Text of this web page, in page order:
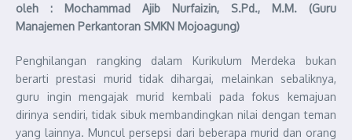
oleh : Mochammad Ajib Nurfaizin, S.Pd., M.M. (Guru
Manajemen Perkantoran SMKN Mojoagung)
Penghilangan rangking dalam Kurikulum Merdeka bukan
berarti prestasi murid tidak dihargai, melainkan sebaliknya,
guru ingin mengajak murid kembali pada fokus kemajuan
dirinya sendiri, tidak sibuk membandingkan nilai dengan teman
yang lainnya. Muncul persepsi dari beberapa murid dan orang